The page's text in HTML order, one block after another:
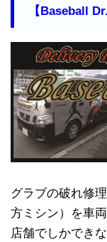
【Baseball
グラブの破れ修
方ミシン）を車両
店舗でしかでき